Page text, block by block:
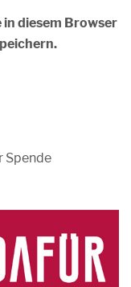
in diesem Browser
Spende